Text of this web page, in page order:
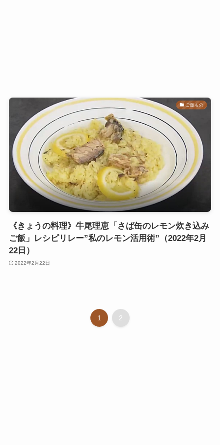
ご飯もの
《きょうの料理》牛尾理恵「さば缶のレモン炊き込み
ご飯」レシピリレー”私のレモン活用術”（2022年2月
22日）
2022年2月22日
1 2